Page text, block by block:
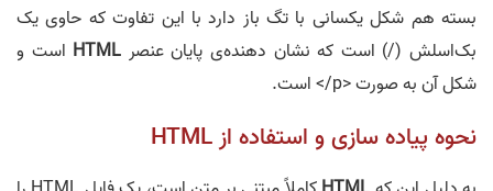
بسته هم شکل یکسانی با تگ باز دارد با این تفاوت که حاوی یک
بک‌اسلش (/) است که نشان ‌دهنده‌ی پایان عنصر HTML است و
شکل آن به صورت <p/> است.
نحوه‌ پیاده سازی و استفاده از HTML